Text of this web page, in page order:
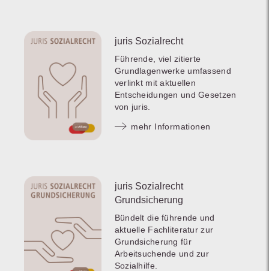
juris Sozialrecht
Führende, viel zitierte
Grundlagenwerke umfassend
verlinkt mit aktuellen
Entscheidungen und Gesetzen
von juris.
mehr Informationen
juris Sozialrecht
Grundsicherung
Bündelt die führende und
aktuelle Fachliteratur zur
Grundsicherung für
Arbeitsuchende und zur
Sozialhilfe.